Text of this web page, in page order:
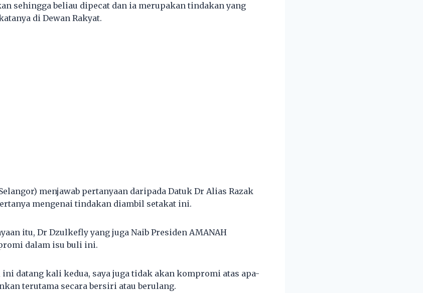
sehingga beliau dipecat dan ia merupakan tindakan yang
di Dewan Rakyat.
menjawab pertanyaan daripada Datuk Dr Alias Razak
mengenai tindakan diambil setakat ini.
itu, Dr Dzulkefly yang juga Naib Presiden AMANAH
dalam isu buli ini.
datang kali kedua, saya juga tidak akan kompromi atas apa-
terutama secara bersiri atau berulang.